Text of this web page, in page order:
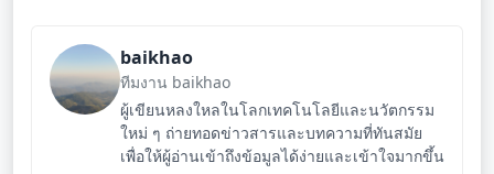
baikhao
ทีมงาน baikhao
ผู้เขียนหลงใหลในโลกเทคโนโลยีและนวัตกรรม
ใหม่ ๆ ถ่ายทอดข่าวสารและบทความที่ทันสมัย
เพื่อให้ผู้อ่านเข้าถึงข้อมูลได้ง่ายและเข้าใจมากขึ้น